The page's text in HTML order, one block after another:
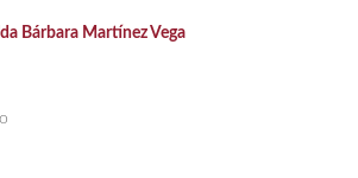
Bárbara Martínez Vega